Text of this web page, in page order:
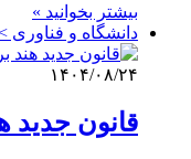
بیشتر بخوانید »
دانشگاه و فناوری
۱۴۰۴/۰۸/۲۴
قانون جدید